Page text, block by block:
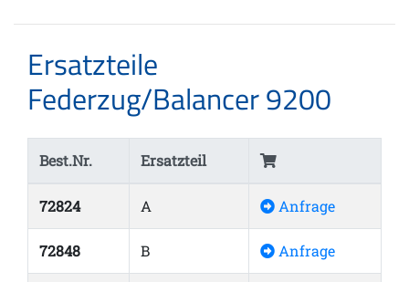
Ersatzteile
Federzug/Balancer 9200
Best.Nr. Ersatzteil
72824 A Anfrage
72848 B Anfrage